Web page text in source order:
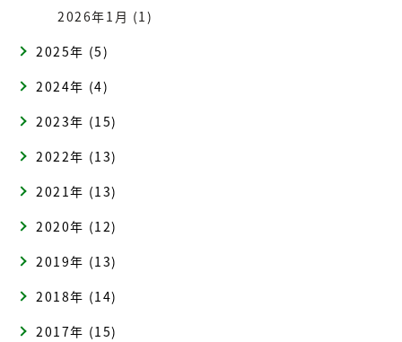
2026年1月 (1)
2025年 (5)
2024年 (4)
2023年 (15)
2022年 (13)
2021年 (13)
2020年 (12)
2019年 (13)
2018年 (14)
2017年 (15)